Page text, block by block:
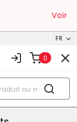
Voir
FR
0